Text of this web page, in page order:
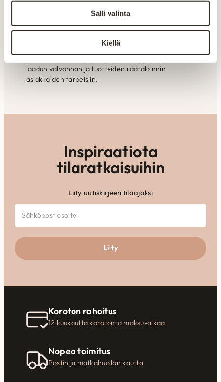
Salli valinta
Kiellä
yksityiskohdissa.
Valmistetaan Kainuussa Suomessa
Aitokalusteen huonekalut valmistetaan Kajaanin
tehtaalla alusta loppuun. Oma tuotanto mahdollistaa
laadun valvonnan ja tuotteiden räätälöinnin
asiakkaiden tarpeisiin.
Inspiraatiota
tilaratkaisuihin
Liity uutiskirjeen tilaajaksi
Liity
Koroton rahoitus
12 kuukautta korotonta maksu-aikaa
Nopea toimitus
Postin ja matkahuollon kautta